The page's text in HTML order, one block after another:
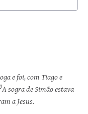
e foi, com Tiago e
A sogra de Simão estava
a Jesus.